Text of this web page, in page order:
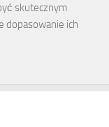
skutecznym
dopasowanie ich